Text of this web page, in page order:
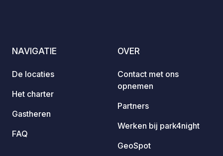
NAVIGATIE
De locaties
Het charter
Gastheren
FAQ
OVER
Contact met ons
opnemen
Partners
Werken bij park4night
GeoSpot